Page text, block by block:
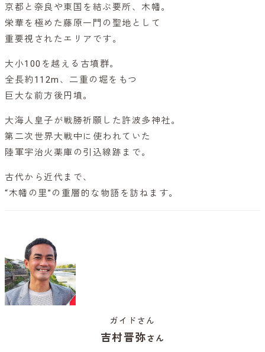
京都と奈良や東国を結ぶ要所、木幡。
栄華を極めた藤原一門の聖地として
重要視されたエリアです。
大小100を越える古墳群。
全長約112m、二重の堀をもつ
巨大な前方後円墳。
大海人皇子が戦勝祈願した許波多神社。
第二次世界大戦中に使われていた
陸軍宇治火薬庫の引込線跡まで。
古代から近代まで、
“木幡の里”の重層的な物語を訪ねます。
ガイドさん
吉村晋弥さん